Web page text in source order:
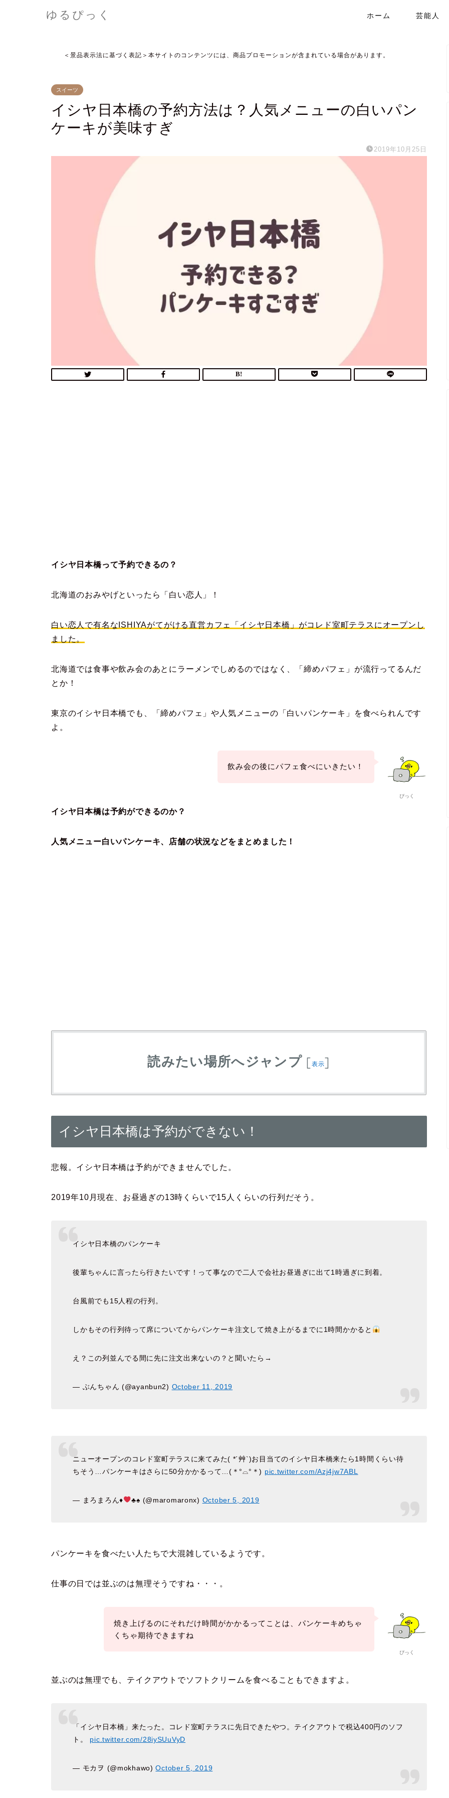
ゆるぴっく ホーム 芸能人
＜景品表示法に基づく表記＞本サイトのコンテンツには、商品プロモーションが含まれている場合があります。
スイーツ
イシヤ日本橋の予約方法は？人気メニューの白いパン
ケーキが美味すぎ
2019年10月25日
イシヤ日本橋って予約できるの？
北海道のおみやげといったら「白い恋人」！
白い恋人で有名なISHIYAがてがける直営カフェ「イシヤ日本橋」がコレド室町テラスにオープンし
ました。
北海道では食事や飲み会のあとにラーメンでしめるのではなく、「締めパフェ」が流行ってるんだ
とか！
東京のイシヤ日本橋でも、「締めパフェ」や人気メニューの「白いパンケーキ」を食べられんです
よ。
ぴっく
飲み会の後にパフェ食べにいきたい！
イシヤ日本橋は予約ができるのか？
人気メニュー白いパンケーキ、店舗の状況などをまとめました！
読みたい場所へジャンプ [表示]
イシヤ日本橋は予約ができない！
悲報。イシヤ日本橋は予約ができませんでした。
2019年10月現在、お昼過ぎの13時くらいで15人くらいの行列だそう。
イシヤ日本橋のパンケーキ
後輩ちゃんに言ったら行きたいです！って事なので二人で会社お昼過ぎに出て1時過ぎに到着。
台風前でも15人程の行列。
しかもその行列待って席についてからパンケーキ注文して焼き上がるまでに1時間かかると
え？この列並んでる間に先に注文出来ないの？と聞いたら→
— ぶんちゃん (@ayanbun2) October 11, 2019
ニューオープンのコレド室町テラスに来てみた( *´艸`)お目当てのイシヤ日本橋来たら1時間くらい待
ちそう…パンケーキはさらに50分かかるって…(＊°⌓°＊) pic.twitter.com/Azj4jw7ABL
— まろまろん♦️ ♣️♠️ (@maromaronx) October 5, 2019
パンケーキを食べたい人たちで大混雑しているようです。
仕事の日では並ぶのは無理そうですね・・・。
ぴっく
焼き上げるのにそれだけ時間がかかるってことは、パンケーキめちゃ
くちゃ期待できますね
並ぶのは無理でも、テイクアウトでソフトクリームを食べることもできますよ。
「イシヤ日本橋」来たった。コレド室町テラスに先日できたやつ。テイクアウトで税込400円のソフ
ト。 pic.twitter.com/28iySUuVyD
— モカヲ (@mokhawo)October 5, 2019